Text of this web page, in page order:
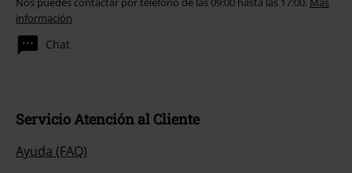
información
Chat
Servicio Atención al Cliente
Ayuda (FAQ)